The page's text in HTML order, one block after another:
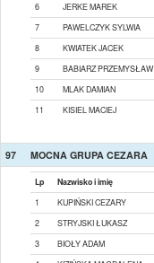
6
JERKE MAREK
7
PAWELCZYK SYLWIA
8
KWIATEK JACEK
9
BABIARZ PRZEMYSŁAW
10
MLAK DAMIAN
11
KISIEL MACIEJ
97 MOCNA GRUPA CEZARA
Lp Nazwisko i imię
1
KUPIŃSKI CEZARY
2
STRYJSKI ŁUKASZ
3
BIOŁY ADAM